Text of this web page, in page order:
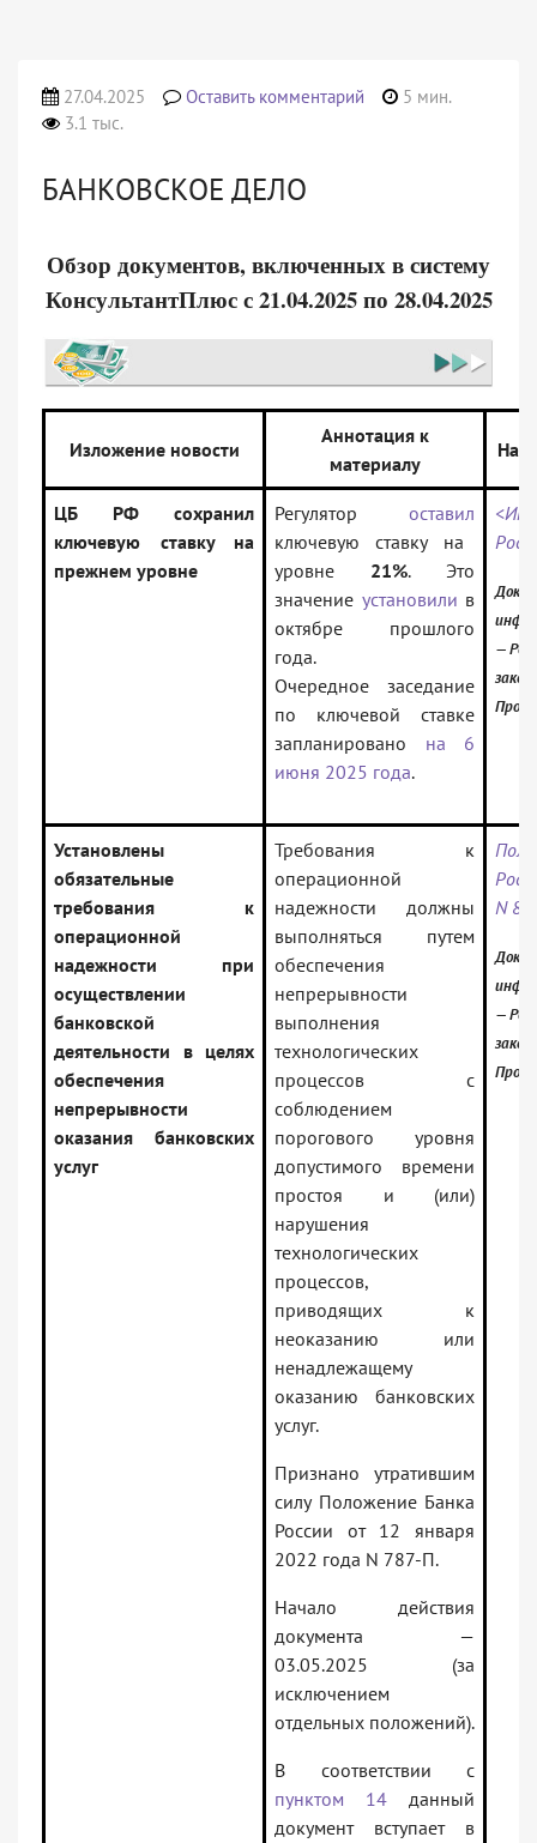
27.04.2025 Оставить комментарий
5 мин.
3.1 тыс.
БАНКОВСКОЕ ДЕЛО
Обзор документов, включенных в систему
КонсультантПлюс с 21.04.2025 по 28.04.2025
Изложение новости
Аннотация к
материалу
ЦБ РФ сохранил
ключевую ставку на
прежнем уровне
Регулятор оставил
ключевую ставку на
уровне 21%. Это
значение установили в
октябре прошлого
года.
Очередное заседание
по ключевой ставке
запланировано на 6
июня 2025 года.
—
Проф)
Установлены
обязательные
требования к
операционной
надежности при
осуществлении
банковской
деятельности в целях
обеспечения
непрерывности
оказания банковских
услуг
Требования к
операционной
надежности должны
выполняться путем
обеспечения
непрерывности
выполнения
технологических
процессов с
соблюдением
порогового уровня
допустимого времени
простоя и (или)
нарушения
технологических
процессов,
приводящих к
неоказанию или
ненадлежащему
оказанию банковских
услуг.
Признано утратившим
силу Положение Банка
России от 12 января
2022 года N 787-П.
Начало действия
документа —
03.05.2025 (за
исключением
отдельных положений).
В соответствии с
пунктом 14 данный
документ вступает в
N
—
Проф)